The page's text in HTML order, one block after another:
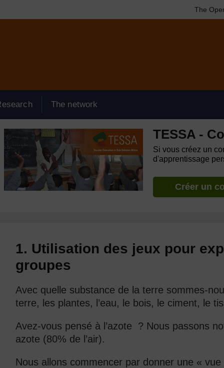
The
The network
TESSA -
Si vous créez un
d'apprentissage
Créer un
1. Utilisation des jeux pour
groupes
Avec quelle substance de la terre sommes-
terre, les plantes, l’eau, le bois, le ciment, le
Avez-vous pensé à l’azote ? Nous passons
azote (80% de l’air).
Nous allons commencer par donner une «